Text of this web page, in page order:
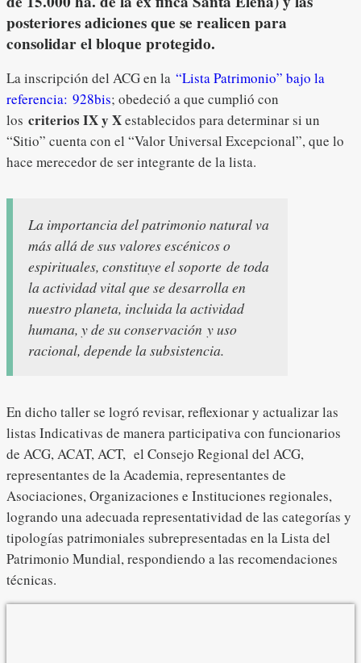
posteriores adiciones que se realicen para
consolidar el bloque protegido.
La inscripción del ACG en la “Lista Patrimonio” bajo la
referencia: 928bis; obedeció a que cumplió con
los criterios IX y Xestablecidos para determinar si un
“Sitio” cuenta con el “Valor Universal Excepcional”, que lo
hace merecedor de ser integrante de la lista.
La importancia del patrimonio natural va
más allá de sus valores escénicos o
espirituales, constituye el soporte de toda
la actividad vital que se desarrolla en
nuestro planeta, incluida la actividad
humana, y de su conservación y uso
racional, depende la subsistencia.
En dicho taller se logró revisar, reflexionar y actualizar las
listas Indicativas de manera participativa con funcionarios
de ACG, ACAT, ACT, el Consejo Regional del ACG,
representantes de la Academia, representantes de
Asociaciones, Organizaciones e Instituciones regionales,
logrando una adecuada representatividad de las categorías y
tipologías patrimoniales subrepresentadas en la Lista del
Patrimonio Mundial, respondiendo a las recomendaciones
técnicas.